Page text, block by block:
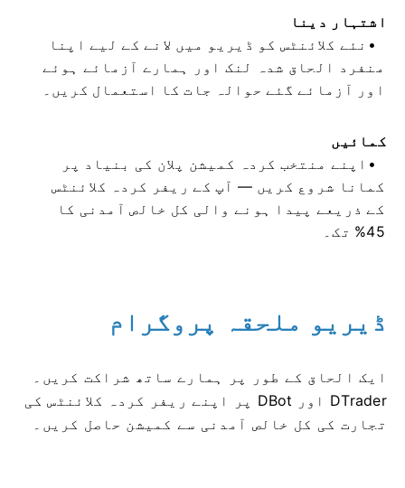
اشتہار دینا
نئے کلائنٹس کو ڈیریو میں لانے کے لیے اپنا
منفرد الحاق شدہ لنک اور ہمارے آزمائے ہوئے
اور آزمائے گئے حوالہ جات کا استعمال کریں۔
کمائیں
اپنے منتخب کردہ کمیشن پلان کی بنیاد پر
کمانا شروع کریں –– آپ کے ریفر کردہ کلائنٹس
کے ذریعے پیدا ہونے والی کل خالص آمدنی کا
45% تک۔
ڈیریو ملحقہ پروگرام
ایک الحاق کے طور پر ہمارے ساتھ شراکت کریں۔
DTrader اور DBot پر اپنے ریفر کردہ کلائنٹس کی
تجارت کی کل خالص آمدنی سے کمیشن حاصل کریں۔